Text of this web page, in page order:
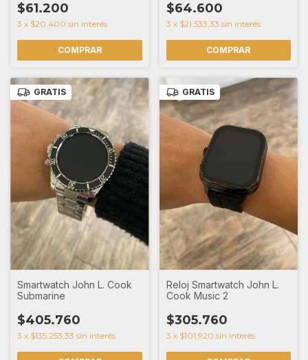
$61.200
3 x $20.400 sin interés
$64.600
3 x $21.533,33 sin interés
GRATIS
Smartwatch John L. Cook
Submarine
$405.760
3 x $135.253,33 sin interés
GRATIS
Reloj Smartwatch John L.
Cook Music 2
$305.760
3 x $101.920 sin interés